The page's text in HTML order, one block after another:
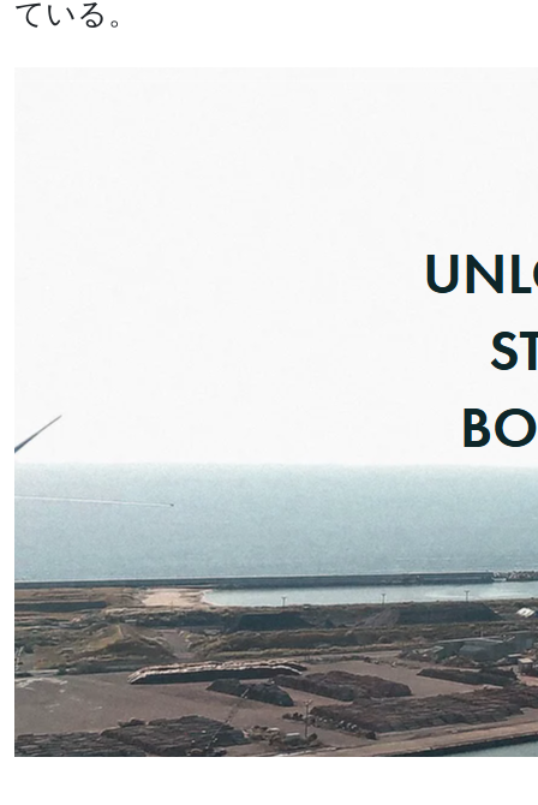
ている。